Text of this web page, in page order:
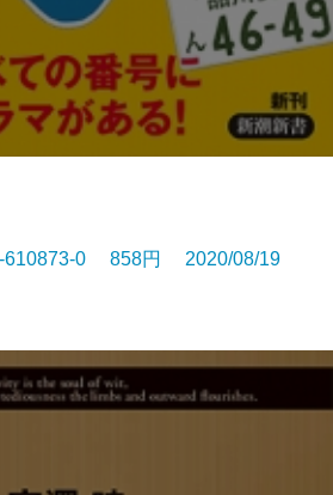
610873-0 858円 2020/08/19